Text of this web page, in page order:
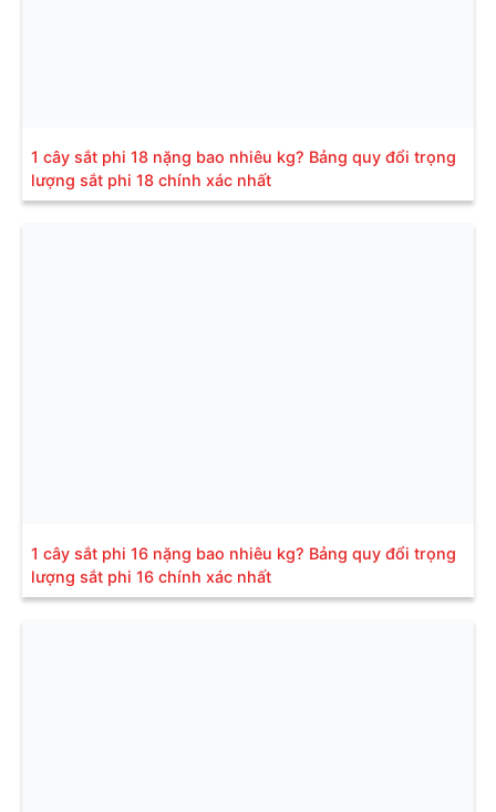
1 cây sắt phi 18 nặng bao nhiêu kg? Bảng quy đổi trọng
lượng sắt phi 18 chính xác nhất
1 cây sắt phi 16 nặng bao nhiêu kg? Bảng quy đổi trọng
lượng sắt phi 16 chính xác nhất